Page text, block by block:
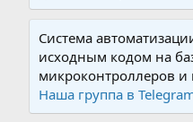
Система
исходным кодом на
микроконтроллеров и
Наша группа в